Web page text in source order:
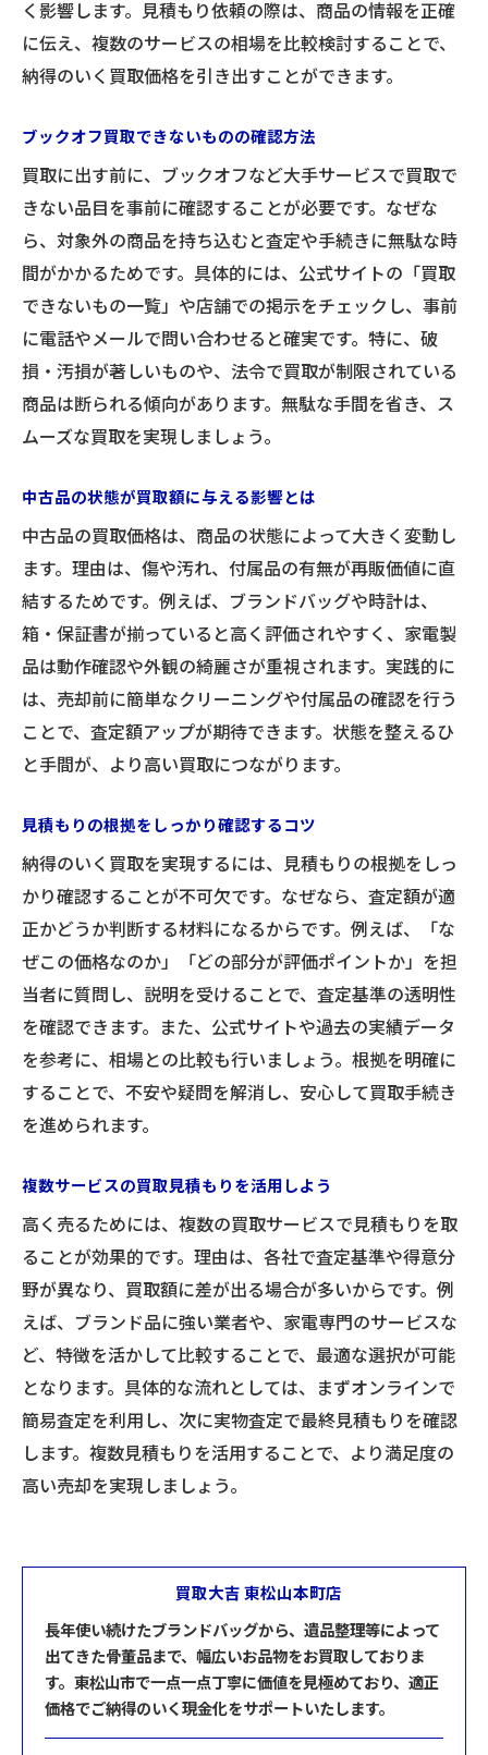
く影響します。見積もり依頼の際は、商品の情報を正確
に伝え、複数のサービスの相場を比較検討することで、
納得のいく買取価格を引き出すことができます。
ブックオフ買取できないものの確認方法
買取に出す前に、ブックオフなど大手サービスで買取で
きない品目を事前に確認することが必要です。なぜな
ら、対象外の商品を持ち込むと査定や手続きに無駄な時
間がかかるためです。具体的には、公式サイトの「買取
できないもの一覧」や店舗での掲示をチェックし、事前
に電話やメールで問い合わせると確実です。特に、破
損・汚損が著しいものや、法令で買取が制限されている
商品は断られる傾向があります。無駄な手間を省き、ス
ムーズな買取を実現しましょう。
中古品の状態が買取額に与える影響とは
中古品の買取価格は、商品の状態によって大きく変動し
ます。理由は、傷や汚れ、付属品の有無が再販価値に直
結するためです。例えば、ブランドバッグや時計は、
箱・保証書が揃っていると高く評価されやすく、家電製
品は動作確認や外観の綺麗さが重視されます。実践的に
は、売却前に簡単なクリーニングや付属品の確認を行う
ことで、査定額アップが期待できます。状態を整えるひ
と手間が、より高い買取につながります。
見積もりの根拠をしっかり確認するコツ
納得のいく買取を実現するには、見積もりの根拠をしっ
かり確認することが不可欠です。なぜなら、査定額が適
正かどうか判断する材料になるからです。例えば、「な
ぜこの価格なのか」「どの部分が評価ポイントか」を担
当者に質問し、説明を受けることで、査定基準の透明性
を確認できます。また、公式サイトや過去の実績データ
を参考に、相場との比較も行いましょう。根拠を明確に
することで、不安や疑問を解消し、安心して買取手続き
を進められます。
複数サービスの買取見積もりを活用しよう
高く売るためには、複数の買取サービスで見積もりを取
ることが効果的です。理由は、各社で査定基準や得意分
野が異なり、買取額に差が出る場合が多いからです。例
えば、ブランド品に強い業者や、家電専門のサービスな
ど、特徴を活かして比較することで、最適な選択が可能
となります。具体的な流れとしては、まずオンラインで
簡易査定を利用し、次に実物査定で最終見積もりを確認
します。複数見積もりを活用することで、より満足度の
高い売却を実現しましょう。
長年使い続けたブランドバッグから、遺品整理等によって
出てきた骨董品まで、幅広いお品物をお買取しておりま
す。東松山市で一点一点丁寧に価値を見極めており、適正
価格でご納得のいく現金化をサポートいたします。
買取大吉 東松山本町店